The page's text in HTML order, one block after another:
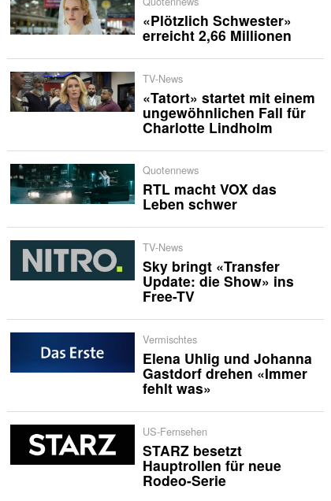
«Plötzlich Schwester»
erreicht 2,66 Millionen
TV-News
«Tatort» startet mit einem
ungewöhnlichen Fall für
Charlotte Lindholm
Quotennews
RTL macht VOX das
Leben schwer
TV-News
Sky bringt «Transfer
Update: die Show» ins
Free-TV
Vermischtes
Elena Uhlig und Johanna
Gastdorf drehen «Immer
fehlt was»
US-Fernsehen
STARZ besetzt
Hauptrollen für neue
Rodeo-Serie